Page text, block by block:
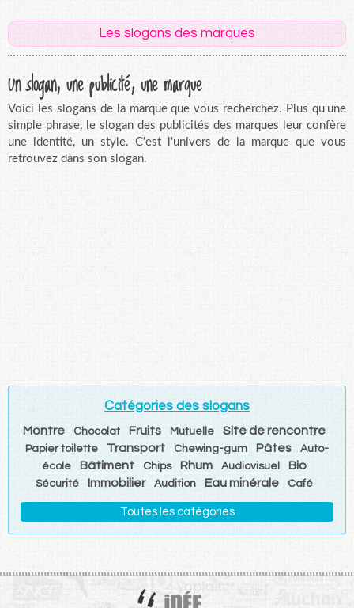
Les slogans des marques
Un slogan, une publicité, une marque
Voici les slogans de la marque que vous recherchez. Plus qu'une
simple phrase, le slogan des publicités des marques leur confère
une identité, un style. C'est l'univers de la marque que vous
retrouvez dans son slogan.
Catégories des slogans
Montre Chocolat Fruits Mutuelle Site de rencontre
Papier toilette Transport Chewing-gum Pâtes
Auto-
école
Bâtiment Chips Rhum Audiovisuel Bio
Sécurité Immobilier Audition Eau minérale Café
Toutes les catégories